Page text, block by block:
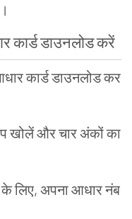
।
कार्डडाउनलोडकरें
कार्डडाउनलोडकर
खोलेंऔरचारअंकोंका
केलिए, अपनाआधारनंब